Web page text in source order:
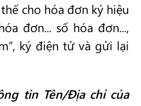
cho hóa đơn ký hiệu
đơn... số hóa đơn...,
ký điện tử và gửi lại
tin Tên/Địa chỉ của